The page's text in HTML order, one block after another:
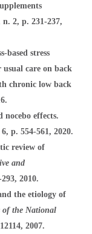
n. 2, p. 231-237,
based stress
care on back
chronic low back
effects.
p. 554-561, 2020.
review of
and
2010.
the etiology of
of the National
2007.